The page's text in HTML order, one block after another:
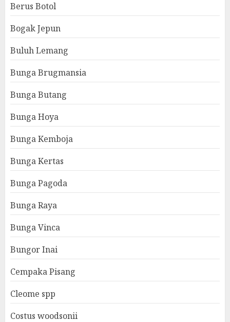
Berus Botol
Bogak Jepun
Buluh Lemang
Bunga Brugmansia
Bunga Butang
Bunga Hoya
Bunga Kemboja
Bunga Kertas
Bunga Pagoda
Bunga Raya
Bunga Vinca
Bungor Inai
Cempaka Pisang
Cleome spp
Costus woodsonii